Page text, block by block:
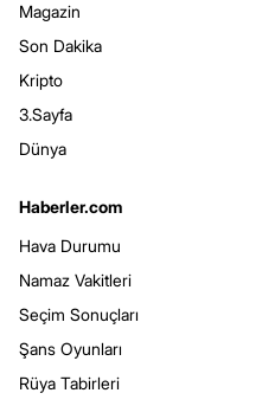
Magazin
Son Dakika
Kripto
3.Sayfa
Dünya
Haberler.com
Hava Durumu
Namaz Vakitleri
Seçim Sonuçları
Şans Oyunları
Rüya Tabirleri